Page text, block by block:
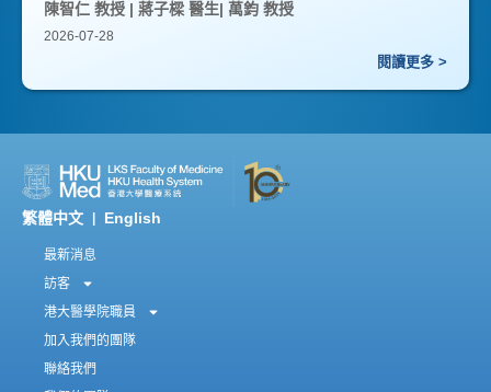
陳智仁 教授 | 蔣子樑 醫生| 萬鈞 教授
2026-07-28
閱讀更多 >
繁體中文 English
最新消息
訪客
港大醫學院職員
加入我們的團隊
聯絡我們